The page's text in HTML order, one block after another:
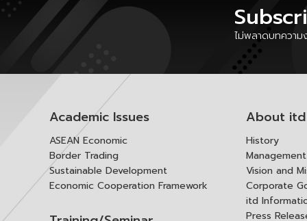
ไม่พลาดบทความ
Academic Issues
ASEAN Economic
Border Trading
Sustainable Development
Economic Cooperation Framework
About itd
History
Vision and
Corporate
itd
Press